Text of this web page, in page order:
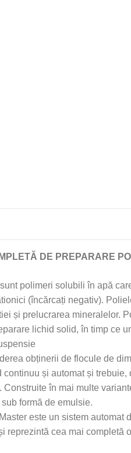
DE PREPARARE
polimeri solubili în apă
(încărcați negativ).
și prelucrarea mineralelor.
lichid solid, în timp ce
obținerii de flocule de
continuu și automat și
Construite în mai multe
formă de emulsie.
este un sistem automat
reprezintă cea mai completă